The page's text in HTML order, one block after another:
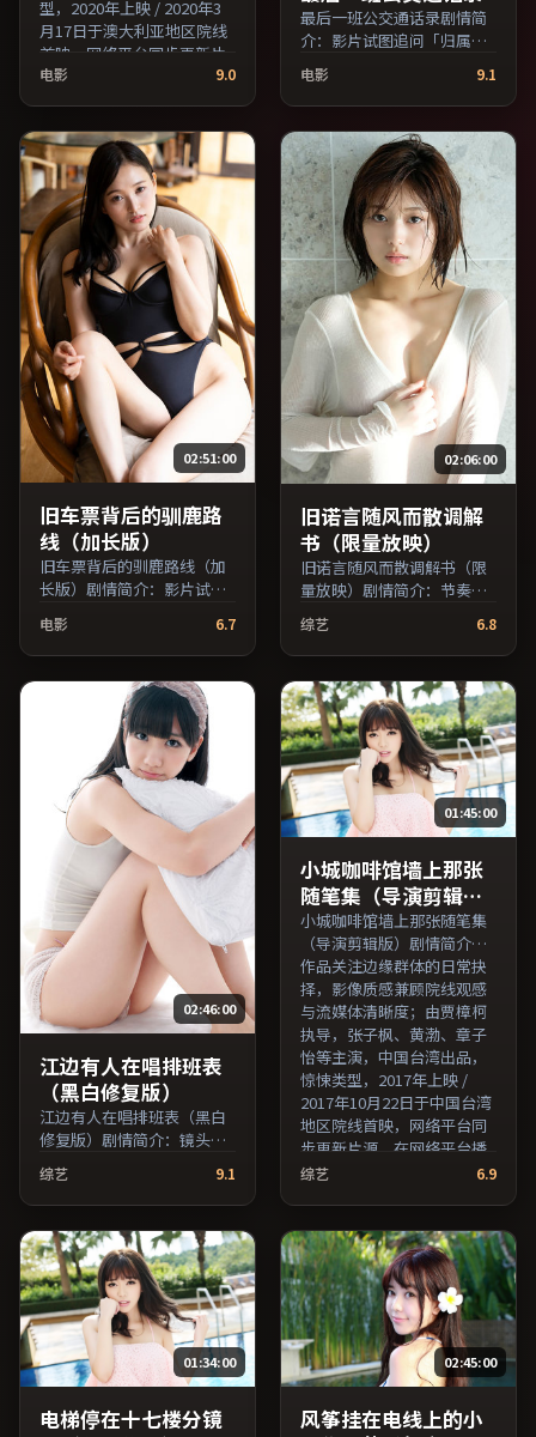
型，2020年上映 / 2020年3
月17日于澳大利亚地区院线
首映，网络平台同步更新片
源。推荐给喜爱现实主义叙
目索引，支持片名与演员交
叉检索。）
电影 9.0
最后一班公交通话录剧情简
介：影片试图追问「归属」
与「告别」的主题，人物关
系在误会与和解中演进；由
是枝裕和执导，胡歌、秦
昊、河正宇等主演，泰国出
品，犯罪类型，2018年上映
/ 2018年10月23日于泰国地
区院线首映，网络平台同步
更新片源。适合关注表演细
节与导演风格的深度观影人
群。（国产影视资源大全免
费条目索引，支持片名与演
员交叉检索。）
电影 9.1
02:51:00
旧车票背后的驯鹿路
线（加长版）
旧车票背后的驯鹿路线（加
长版）剧情简介：影片试图
主题，人物关系在误会与和
解中演进；由斯皮尔伯格执
导，胡歌、梁朝伟、廖凡等
主演，中国大陆出品，爱情
类型，2025年上映 / 2025年
9月24日于中国大陆地区院线
首映，网络平台同步更新片
源。适合关注表演细节与导
演风格的深度观影人群。
（国产影视资源大全免费条
目索引，支持片名与演员交
叉检索。）
电影 6.7
02:06:00
旧诺言随风而散调解
书（限量放映）
旧诺言随风而散调解书（限
量放映）剧情简介：节奏在
沉静与爆发之间交替，悬念
逐步揭开却保留开放式回
味；由朴赞郁执导，吴京、
李秉宪、鲁妮·玛拉等主
演，中国大陆出品，家庭类
型，2024年上映 / 2024年4
月16日于中国大陆地区院线
首映，网络平台同步更新片
源。整体观感沉稳耐看，适
合反复品味台词与镜头。
（国产影视资源大全免费条
目索引，支持片名与演员交
叉检索。）
综艺 6.8
02:46:00
江边有人在唱排班表
（黑白修复版）
江边有人在唱排班表（黑白
修复版）剧情简介：镜头语
言克制而富有张力，剪辑节
奏贴合人物心理的起伏；由
娄烨执导，沈腾、马修·麦
康纳、章子怡等主演，美国
出品，犯罪类型，2022年上
映 / 2022年6月23日于美国地
区院线首映，网络平台同步
更新片源。推荐给喜爱现实
主义叙事与人文关怀题材的
影迷。（国产影视资源大全
免费条目索引，支持片名与
演员交叉检索。）
综艺 9.1
01:45:00
小城咖啡馆墙上那张
随笔集（导演剪辑
版）
小城咖啡馆墙上那张随笔集
（导演剪辑版）剧情简介：
作品关注边缘群体的日常抉
择，影像质感兼顾院线观感
与流媒体清晰度；由贾樟柯
执导，张子枫、黄渤、章子
怡等主演，中国台湾出品，
惊悚类型，2017年上映 /
2017年10月22日于中国台湾
地区院线首映，网络平台同
步更新片源。在网络平台播
放时建议开启高清画质以获
片名与演员交叉检索。）
综艺 6.9
01:34:00
电梯停在十七楼分镜
02:45:00
风筝挂在电线上的小